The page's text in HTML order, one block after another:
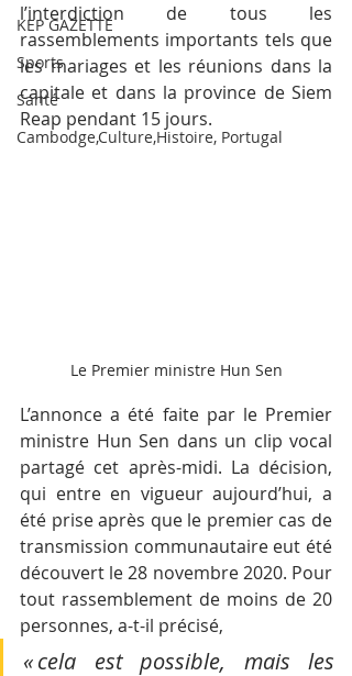
KEP GAZETTE
Sports
Santé
Cambodge,Culture,Histoire, Portugal
l’interdiction de tous les
rassemblements importants tels que
les mariages et les réunions dans la
capitale et dans la province de Siem
Reap pendant 15 jours.
Le Premier ministre Hun Sen
L’annonce a été faite par le Premier
ministre Hun Sen dans un clip vocal
partagé cet après-midi. La décision,
qui entre en vigueur aujourd’hui, a
été prise après que le premier cas de
transmission communautaire eut été
découvert le 28 novembre 2020. Pour
tout rassemblement de moins de 20
personnes, a-t-il précisé,
« cela est possible, mais les